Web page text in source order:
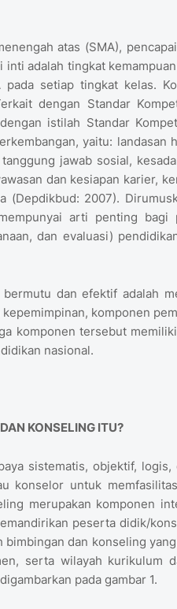
atas (SMA),
adalah tingkat
setiap tingkat kelas.
dengan Standar
istilah Standar
yaitu:
jawab sosial,
dan kesiapan karier,
(Depdikbud: 2007).
arti penting bagi
dan evaluasi)
dan efektif adalah
komponen
komponen tersebut
nasional.
KONSELING ITU?
sistematis, objektif,
konselor untuk
merupakan komponen
peserta didik/
bimbingan dan konseling
serta wilayah kurikulum
pada gambar 1.